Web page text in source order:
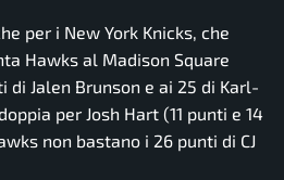
per i New York Knicks, che
Hawks al Madison Square
di Jalen Brunson e ai 25 di Karl-
per Josh Hart (11 punti e 14
non bastano i 26 punti di CJ